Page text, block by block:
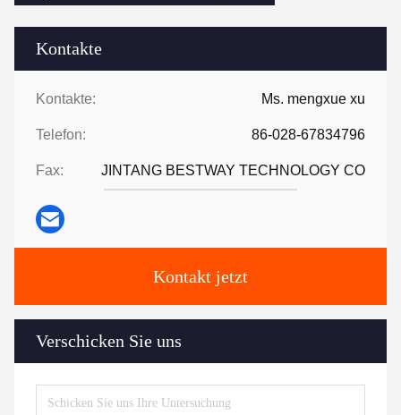
Kontakte
Kontakte: Ms. mengxue xu
Telefon: 86-028-67834796
Fax: JINTANG BESTWAY TECHNOLOGY CO
Kontakt jetzt
Verschicken Sie uns